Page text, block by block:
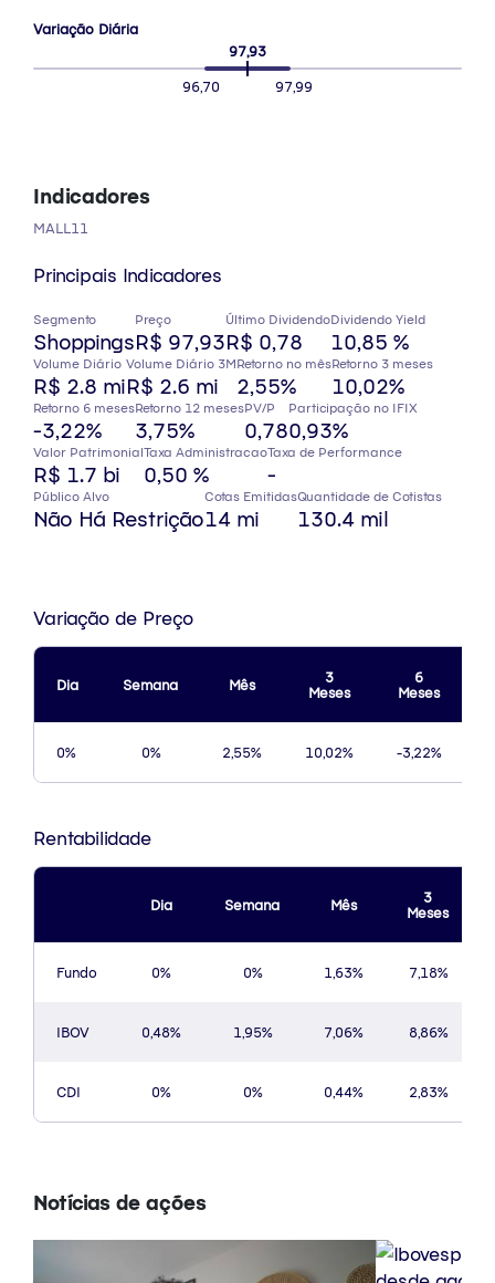
Variação Diária
97,93
96,70
97,99
Indicadores
MALL11
Principais Indicadores
Segmento
Shoppings
Preço
R$ 97,93
Último Dividendo
R$ 0,78
Dividendo Yield
10,85 %
Volume Diário
R$ 2.8 mi
Volume Diário 3M
R$ 2.6 mi
Retorno no mês
2,55%
Retorno 3 meses
10,02%
Retorno 6 meses
-3,22%
Retorno 12 meses
3,75%
PV/P
0,78
Participação no IFIX
0,93%
Valor Patrimonial
R$ 1.7 bi
Taxa Administracao
0,50 %
Taxa de Performance
-
Público Alvo
Não Há Restrição
Cotas Emitidas
14 mi
Quantidade de Cotistas
130.4 mil
Variação de Preço
Dia Semana Mês
3
Meses
6
Meses
0% 0% 2,55% 10,02% -3,22%
Rentabilidade
Dia Semana Mês
3
Meses
Fundo 0% 0% 1,63% 7,18%
IBOV 0,48% 1,95% 7,06% 8,86%
CDI 0% 0% 0,44% 2,83%
Notícias de ações